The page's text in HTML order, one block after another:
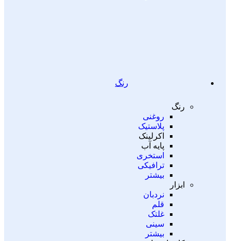
رنگ
رنگ
روغنی
پلاستیک
اکرلینک
پایه آب
استخری
ترافیکی
بیشتر
ابزار
نردبان
قلم
غلتک
سینی
بیشتر